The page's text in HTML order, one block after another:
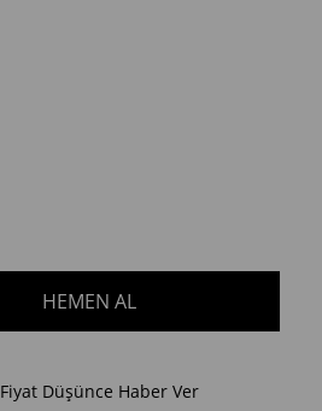
Fiyat Düşünce Haber Ver